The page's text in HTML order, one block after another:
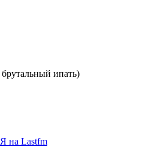
брутальный ипать)
Я на Lastfm